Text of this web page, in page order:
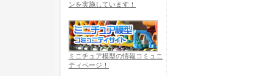
ンを実施しています！
ミニチュア模型の情報コミュニ
ティページ！